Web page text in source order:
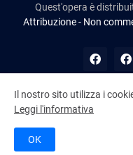
Quest'opera è
Attribuzione - Non
10,980,639
Il nostro sito utilizza i
Leggi l'informativa
OK